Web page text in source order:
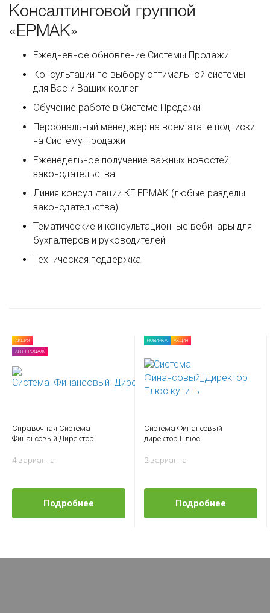
Консалтинговой группой
«ЕРМАК»
Ежедневное обновление Системы Продажи
Консультации по выбору оптимальной системы
для Вас и Ваших коллег
Обучение работе в Системе Продажи
Персональный менеджер на всем этапе подписки
на Систему Продажи
Еженедельное получение важных новостей
законодательства
Линия консультации КГ ЕРМАК (любые разделы
законодательства)
Тематические и консультационные вебинары для
бухгалтеров и руководителей
Техническая поддержка
АКЦИЯ
ХИТ ПРОДАЖ
Справочная Система
Финансовый Директор
4 варианта
Подробнее
НОВИНКА АКЦИЯ
Система Финансовый
директор Плюс
2 варианта
Подробнее